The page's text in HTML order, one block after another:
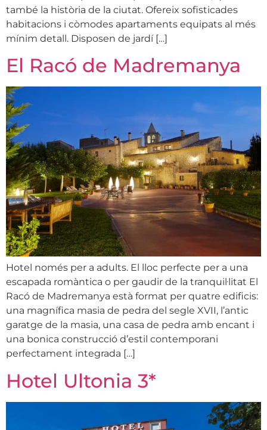
també la història de la ciutat. Ofereix sofisticades
habitacions i còmodes apartaments equipats al més
mínim detall. Disposen de jardí […]
El Racó de Madremanya
Hotel només per a adults. El lloc perfecte per a una
escapada romàntica o per gaudir de la tranquil·litat El
Racó de Madremanya està format per quatre edificis:
una magnífica masia de pedra del segle XVII, l’antic
garatge de la masia, una casa de pedra amb encant i
una bonica construcció d’estil contemporani
perfectament integrada […]
Hotel Ultonia 3*